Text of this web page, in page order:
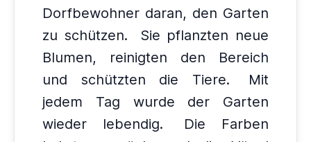
Dorfbewohner daran, den Garten
zu schützen.
Sie pflanzten neue
Blumen, reinigten den Bereich
und schützten die Tiere.
Mit
jedem Tag wurde der Garten
wieder lebendig.
Die Farben